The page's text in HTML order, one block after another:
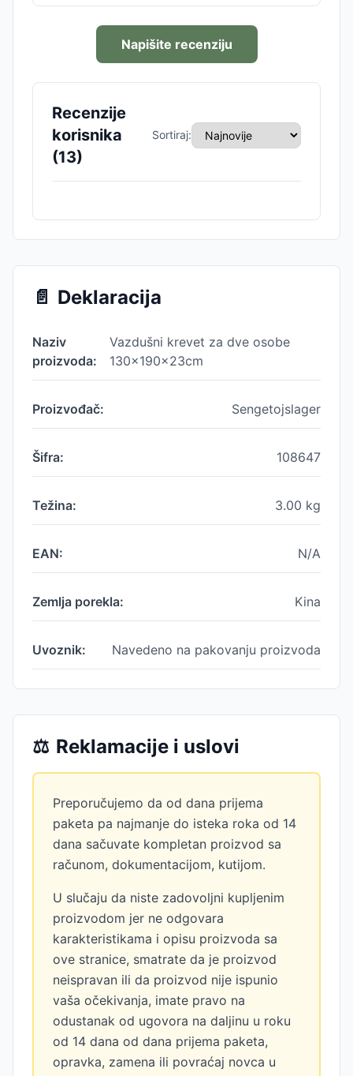
Napišite recenziju
Recenzije
korisnika
(13)
Sortiraj:
📄 Deklaracija
Naziv
proizvoda:
Vazdušni krevet za dve osobe
130x190x23cm
Proizvođač: Sengetojslager
Šifra: 108647
Težina: 3.00 kg
EAN: N/A
Zemlja porekla: Kina
Uvoznik: Navedeno na pakovanju proizvoda
⚖️ Reklamacije i uslovi
Preporučujemo da od dana prijema
paketa pa najmanje do isteka roka od 14
dana sačuvate kompletan proizvod sa
računom, dokumentacijom, kutijom.
U slučaju da niste zadovoljni kupljenim
proizvodom jer ne odgovara
karakteristikama i opisu proizvoda sa
ove stranice, smatrate da je proizvod
neispravan ili da proizvod nije ispunio
vaša očekivanja, imate pravo na
odustanak od ugovora na daljinu u roku
od 14 dana od dana prijema paketa,
opravka, zamena ili povraćaj novca u